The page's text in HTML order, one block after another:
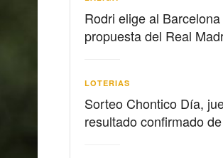
Rodri elige al
propuesta del Real
LOTERIAS
Sorteo Chontico Día,
resultado confirmado